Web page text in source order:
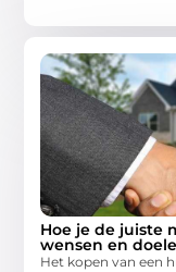
Hoe je de juiste
wensen en
Het kopen van een